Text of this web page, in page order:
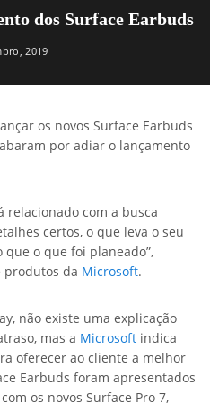
dos Surface Earbuds
2019
os novos Surface Earbuds
por adiar o lançamento
relacionado com a busca
certos, o que leva o seu
o que foi planeado”,
produtos da Microsoft.
não existe uma explicação
mas a Microsoft indica
oferecer ao cliente a melhor
Earbuds foram apresentados
os novos Surface Pro 7,